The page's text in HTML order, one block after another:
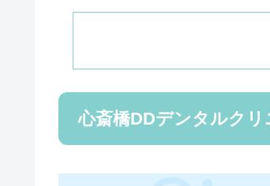
心斎橋DDデンタルク